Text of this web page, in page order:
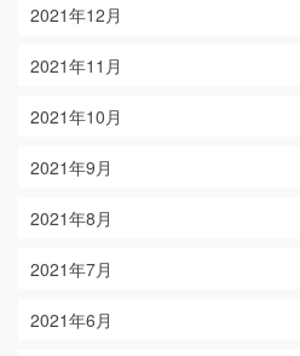
2021年12月
2021年11月
2021年10月
2021年9月
2021年8月
2021年7月
2021年6月